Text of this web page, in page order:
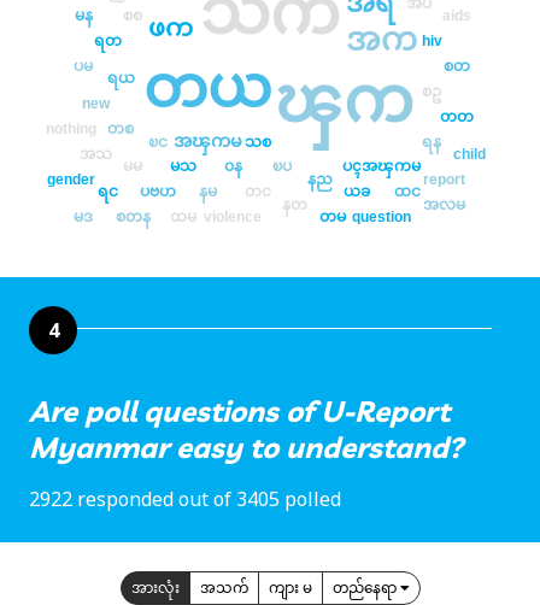
ၾက
တယ
အက
ဖက
အၾကမသစ
ၿင
စစ
ပၚအၾကမ
ၿပ
ဝန
မသ
မမ
တစ
ရယ
hiv
စဥ
ရန
နည
ရတ
report
ထင
ယခ
တင
နမ
ပဗဟ
ရင
အသ
new
အလမ
aids
စတ
တတ
နတ
ပမ
မန
child
question
violence
စတန တမ
ထမ
မဒ
gender
nothing
4
Are poll questions of U-Report
Myanmar easy to understand?
2922 responded out of 3405 polled
အားလုံး အသက် ကျား မ တည်နေရာ